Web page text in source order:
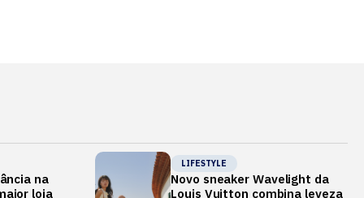
na
loja
LIFESTYLE
Novo sneaker Wavelight da
Louis Vuitton combina leveza